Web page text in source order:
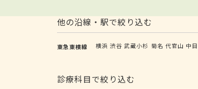
他の沿線・駅で絞り込む
東急東横線 横浜 渋谷 武蔵小杉 菊名 代官山 中
診療科目で絞り込む